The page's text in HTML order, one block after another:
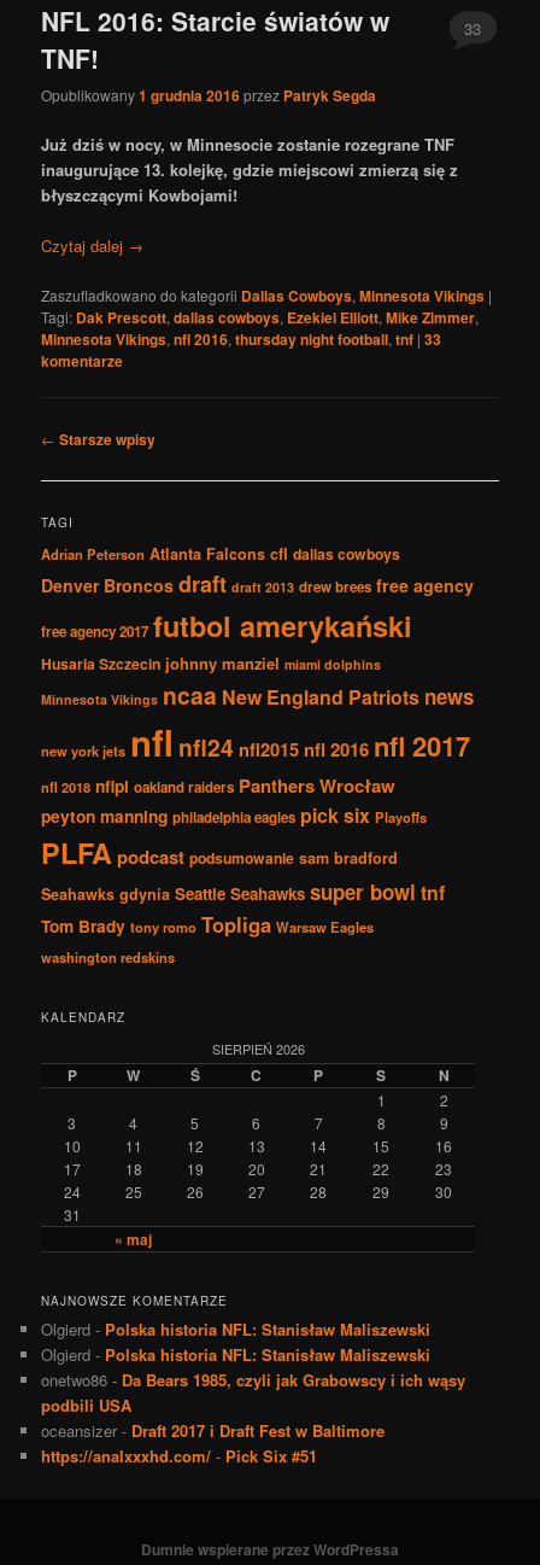
NFL 2016: Starcie światów w
TNF!
Opublikowany1 grudnia 2016przez Patryk Segda
33
Już dziś w nocy, w Minnesocie zostanie rozegrane TNF
inaugurujące 13. kolejkę, gdzie miejscowi zmierzą się z
błyszczącymi Kowbojami!
Czytaj dalej →
Zaszufladkowano do kategorii Dallas Cowboys,Minnesota Vikings |
Tagi: Dak Prescott,dallas cowboys, Ezekiel Elliott,Mike Zimmer,
Minnesota Vikings,nfl 2016,thursday night football,tnf |33
komentarze
Nawigacja
wpisach
← Starsze wpisy
TAGI
Adrian Peterson Atlanta Falcons cfl dallas cowboys
Denver Broncos draft draft 2013 drew brees free agency
free agency 2017 futbol amerykański
Husaria Szczecin johnny manziel miami dolphins
Minnesota Vikings ncaa New England Patriots news
new york jets nfl nfl24 nfl2015 nfl 2016 nfl 2017
nfl 2018 nflpl oakland raiders Panthers Wrocław
peyton manning philadelphia eagles pick six Playoffs
PLFApodcast podsumowanie sam bradford
Seahawks gdynia Seattle Seahawks super bowl tnf
Tom Brady tony romo Topliga Warsaw Eagles
washington redskins
KALENDARZ
SIERPIEŃ 2026
P W Ś C P S N
« maj
1
2
3
4 5 6 7 8
9
10
11 12 13 14 15
16
17
18 19 20 21 22
23
24
25 26 27 28 29
30
31
NAJNOWSZE KOMENTARZE
Olgierd - Polska historia NFL: Stanisław Maliszewski
Olgierd - Polska historia NFL: Stanisław Maliszewski
onetwo86 - Da Bears 1985, czyli jak Grabowscy i ich wąsy
podbili USA
oceansizer - Draft 2017 i Draft Fest w Baltimore
https://analxxxhd.com/ - Pick Six #51
Dumnie wspierane przez WordPressa